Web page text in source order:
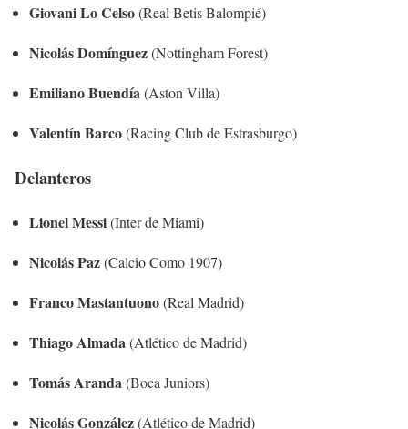
Giovani Lo Celso(Real Betis Balompié)
Nicolás Domínguez(Nottingham Forest)
Emiliano Buendía(Aston Villa)
Valentín Barco(Racing Club de Estrasburgo)
Delanteros
Lionel Messi(Inter de Miami)
Nicolás Paz(Calcio Como 1907)
Franco Mastantuono(Real Madrid)
Thiago Almada(Atlético de Madrid)
Tomás Aranda(Boca Juniors)
Nicolás González(Atlético de Madrid)